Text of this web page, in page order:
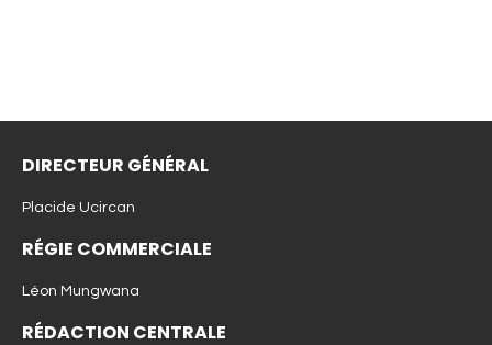
DIRECTEUR GÉNÉRAL
Placide Ucircan
RÉGIE COMMERCIALE
Léon Mungwana
RÉDACTION CENTRALE